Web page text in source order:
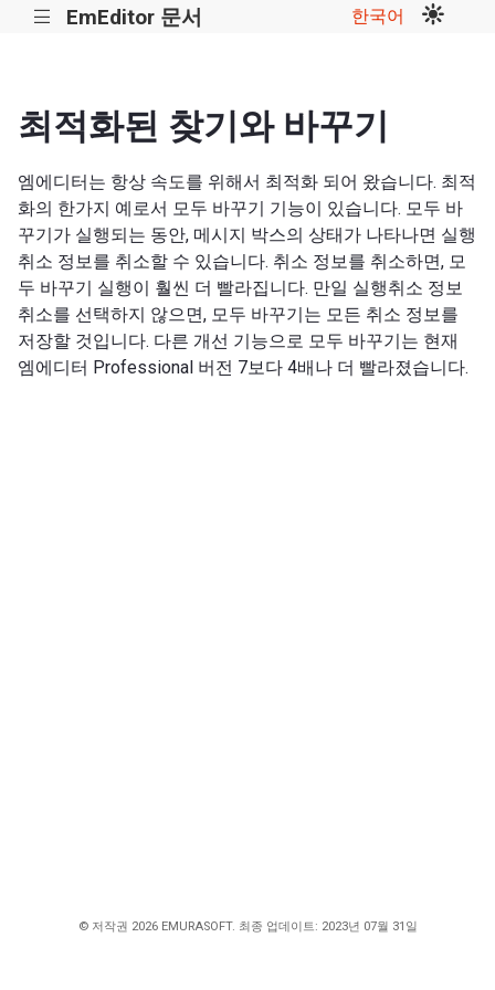
||| EmEditor 문서 한국어
최적화된 찾기와 바꾸기
엠에디터는 항상 속도를 위해서 최적화 되어 왔습니다. 최적
화의 한가지 예로서 모두 바꾸기 기능이 있습니다. 모두 바
꾸기가 실행되는 동안, 메시지 박스의 상태가 나타나면 실행
취소 정보를 취소할 수 있습니다. 취소 정보를 취소하면, 모
두 바꾸기 실행이 훨씬 더 빨라집니다. 만일 실행취소 정보
취소를 선택하지 않으면, 모두 바꾸기는 모든 취소 정보를
저장할 것입니다. 다른 개선 기능으로 모두 바꾸기는 현재
엠에디터 Professional 버전 7보다 4배나 더 빨라졌습니다.
© 저작권 2026 EMURASOFT. 최종 업데이트: 2023년 07월 31일